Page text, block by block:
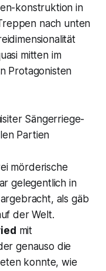
konstruktion in
nach unten
mitten im
Protagonisten
Sängerriege-
Partien
mörderische
gelegentlich in
als gäb
der Welt.
mit
genauso die
konnte, wie